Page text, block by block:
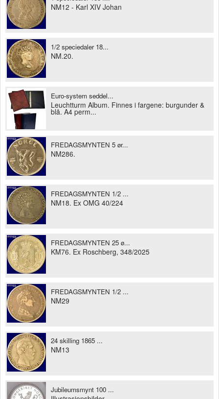
NM12 - Karl XIV Johan
1/2 speciedaler 18...
NM.20.
Euro-system seddel...
Leuchtturm Album. Finnes i fargene: burgunder &
blå. A4 perm...
FREDAGSMYNTEN 5 ør...
NM286.
FREDAGSMYNTEN 1/2 ...
NM18. Ex OMG 40/224
FREDAGSMYNTEN 25 ø...
KM76. Ex Roschberg, 348/2025
FREDAGSMYNTEN 1/2 ...
NM29
24 skilling 1865 ...
NM13
Jubileumsmynt 100 ...